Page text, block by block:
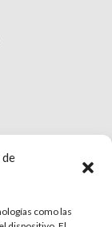
como las